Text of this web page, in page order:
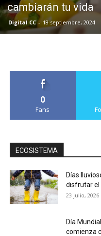
cambiarán tu vida
Digital CC - 18 septiembre, 2024
0
Fans
ECOSISTEMA
Días
disfrutar el
23 julio, 2026
Día
comienza